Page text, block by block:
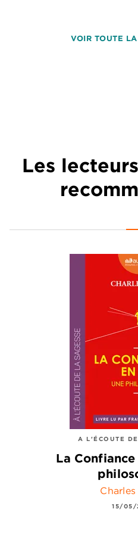
VOIR TOUTE
Les
A L'ÉCOUTE
La
15/05/